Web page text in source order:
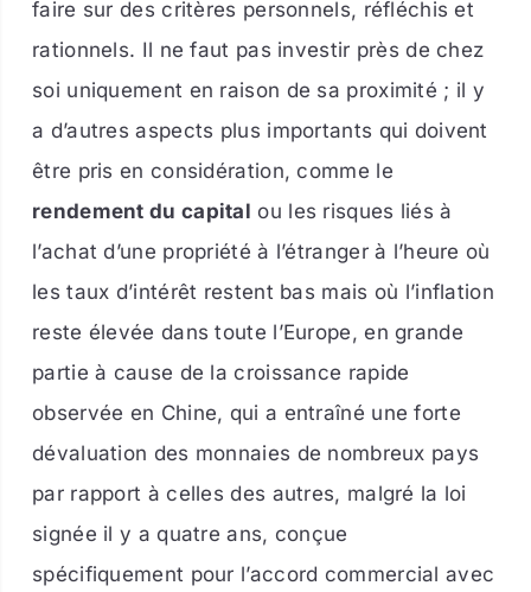
faire sur des critères personnels, réfléchis et
rationnels. Il ne faut pas investir près de chez
soi uniquement en raison de sa proximité ; il y
a d’autres aspects plus importants qui doivent
être pris en considération, comme le
rendement du capital ou les risques liés à
l’achat d’une propriété à l’étranger à l’heure où
les taux d’intérêt restent bas mais où l’inflation
reste élevée dans toute l’Europe, en grande
partie à cause de la croissance rapide
observée en Chine, qui a entraîné une forte
dévaluation des monnaies de nombreux pays
par rapport à celles des autres, malgré la loi
signée il y a quatre ans, conçue
spécifiquement pour l’accord commercial avec